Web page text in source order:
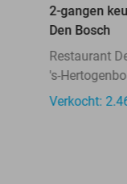
2-gangen
Den Bosch
Restaurant
's-
Verkocht: